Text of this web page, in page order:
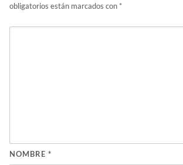
obligatorios están marcados con *
NOMBRE *